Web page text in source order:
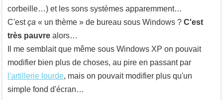
corbeille…) et les sons systèmes apparemment…
C'estça « un thème » de bureau sous Windows ? C'est
très pauvre alors…
Il me semblait que même sous Windows XP on pouvait
modifier bien plus de choses, au pire en passant par
l'artillerie lourde, mais on pouvait modifier plus qu'un
simple fond d'écran…